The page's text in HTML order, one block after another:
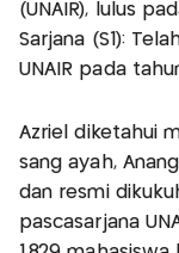
(UNAIR), lulus
Sarjana (S1):
UNAIR pada
Azriel diketahui
sang ayah,
dan resmi
pascasarjana